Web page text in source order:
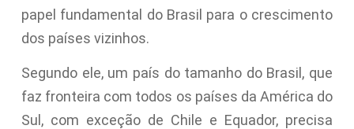
papel fundamental do Brasil para o crescimento
dos países vizinhos.
Segundo ele, um país do tamanho do Brasil, que
faz fronteira com todos os países da América do
Sul, com exceção de Chile e Equador, precisa